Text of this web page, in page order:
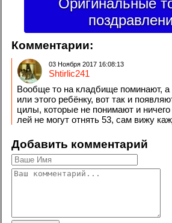
Комментарии:
03 Ноября 2017 16:08:13
Shtirlic241
Вообще то на кладбище поминают, а
или этого ребёнку, вот так и
цилы, которые не понимают и ничего
лей не могут отнять 53, сам вижу
Добавить комментарий